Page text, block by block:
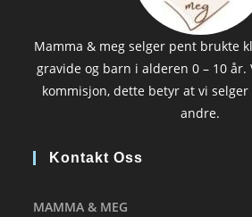
Mamma & meg selger pent brukte
gravide og barn i alderen 0 – 10 år.
kommisjon, dette betyr at vi
andre.
Kontakt Oss
MAMMA & MEG